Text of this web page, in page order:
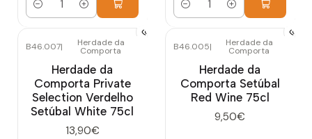
Cantidad Cantidad
B46.007| Herdade da
Comporta
Herdade da
Comporta Private
Selection Verdelho
Setúbal White 75cl
13,90€
B46.005| Herdade da
Comporta
Herdade da
Comporta Setúbal
Red Wine 75cl
9,50€